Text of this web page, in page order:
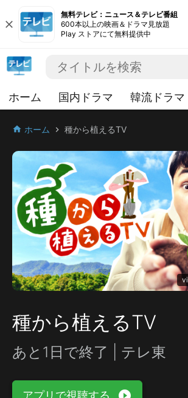
close
無料テレビ：ニュース＆テレビ番組
600本以上の映画＆ドラマ見放題
Play ストアにて無料提供中
ホーム 国内ドラマ 韓流ドラマ
home ホーム chevron_right 種から植えるTV
種から植えるTV
あと1日で終了 | テレ東
アプリで視聴する